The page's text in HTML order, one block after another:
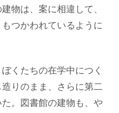
物は、案に相違して、
つかわれているように
くたちの在学中につく
りのまま、さらに第二
。図書館の建物も、や